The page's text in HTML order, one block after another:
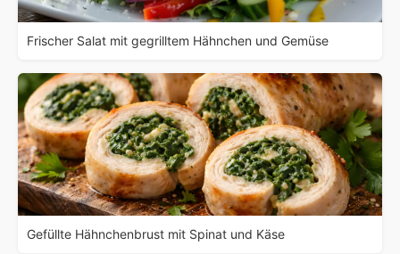
Frischer Salat mit gegrilltem Hähnchen und Gemüse
Gefüllte Hähnchenbrust mit Spinat und Käse